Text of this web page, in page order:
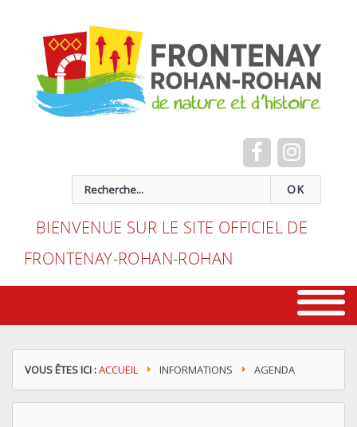
OK
BIENVENUE SUR LE SITE OFFICIEL DE
FRONTENAY-ROHAN-ROHAN
VOUS ÊTES ICI :ACCUEIL INFORMATIONS AGENDA